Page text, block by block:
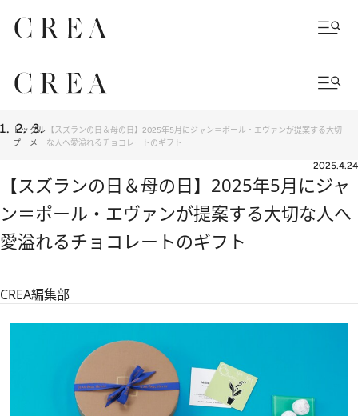
トッ
プ
グル
メ
【スズランの日＆母の日】2025年5月にジャン＝ポール・エヴァンが提案する大切
な人へ愛溢れるチョコレートのギフト
2025.4.24
【スズランの日＆母の日】2025年5月にジャ
ン＝ポール・エヴァンが提案する大切な人へ
愛溢れるチョコレートのギフト
CREA編集部